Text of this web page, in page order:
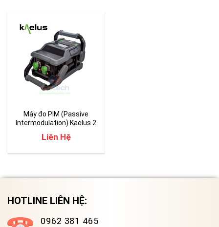
Máy đo PIM (Passive
Intermodulation) Kaelus 2
Liên Hệ
HOTLINE LIÊN HỆ:
0962 381 465